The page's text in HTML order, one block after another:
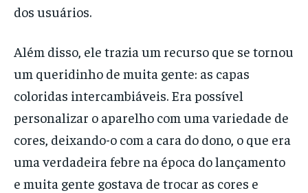
dos usuários.
Além disso, ele trazia um recurso que se tornou
um queridinho de muita gente: as capas
coloridas intercambiáveis. Era possível
personalizar o aparelho com uma variedade de
cores, deixando-o com a cara do dono, o que era
uma verdadeira febre na época do lançamento
e muita gente gostava de trocar as cores e